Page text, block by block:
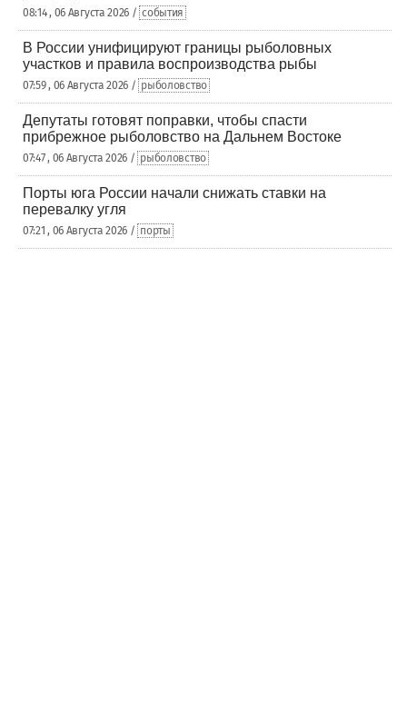
08:14 , 06 Августа 2026 / события
В России унифицируют границы рыболовных
участков и правила воспроизводства рыбы
07:59 , 06 Августа 2026 / рыболовство
Депутаты готовят поправки, чтобы спасти
прибрежное рыболовство на Дальнем Востоке
07:47 , 06 Августа 2026 / рыболовство
Порты юга России начали снижать ставки на
перевалку угля
07:21 , 06 Августа 2026 / порты